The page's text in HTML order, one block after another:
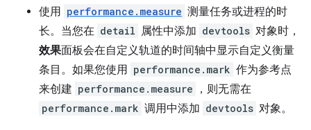
使用 performance.measure 测量任务或进程的时
长。当您在 detail 属性中添加 devtools 对象时，
效果面板会在自定义轨道的时间轴中显示自定义衡量
条目。如果您使用 performance.mark 作为参考点
来创建 performance.measure ，则无需在
performance.mark 调用中添加 devtools 对象。